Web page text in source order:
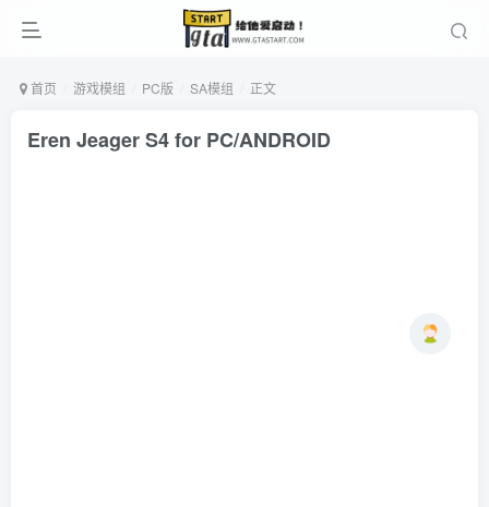
首页 游戏模组 PC版 SA模组 正文
Eren Jeager S4 for PC/ANDROID